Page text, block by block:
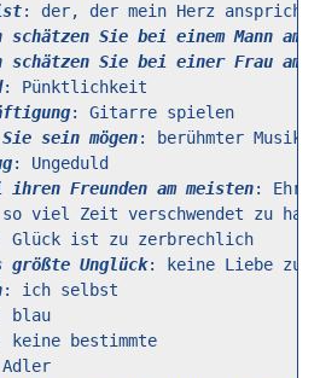
schätzen Sie bei einem Mann am
schätzen Sie bei einer Frau am
: Gitarre spielen
sein mögen
ihren Freunden am meisten
: Glück ist zu zerbrechlich
größte Unglück
: blau
: keine bestimmte
: Adler